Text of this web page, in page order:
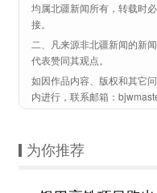
均属北疆新闻所有，转载时
接。
二、凡来源非北疆新闻的新
代表赞同其观点。
如因作品内容、版权和其它
内进行，联系邮箱：
为你推荐